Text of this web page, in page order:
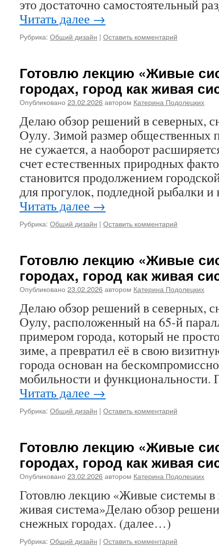
это достаточно самостоятельный
Читать далее →
Рубрика: Общий дизайн | Оставить комментарий
Готовлю лекцию «Живые
городах, город как живая
Опубликовано 23.02.2026автором Катерина Подолецких
Делаю обзор решений в северных,
Оулу. Зимой размер общественных
не сужается, а наоборот
счет естественных природных
становится продолжением
для прогулок, подледной рыбалки
Читать далее →
Рубрика: Общий дизайн | Оставить комментарий
Готовлю лекцию «Живые
городах, город как живая
Опубликовано 23.02.2026автором Катерина Подолецких
Делаю обзор решений в северных,
Оулу, расположенный на 65-й
примером города, который не
зиме, а превратил её в свою
города основан на
мобильности и
Читать далее →
Рубрика: Общий дизайн | Оставить комментарий
Готовлю лекцию «Живые
городах, город как живая
Опубликовано 23.02.2026автором Катерина Подолецких
Готовлю лекцию «Живые системы в
живая система»Делаю обзор
снежных городах. (далее…)
Рубрика: Общий дизайн | Оставить комментарий